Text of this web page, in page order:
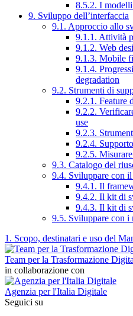
8.5.2. I
9. Sviluppo dell’interfaccia
9.1. Approccio allo
9.1.1. Attività
9.1.2. Web
9.1.3. Mobile
9.1.4.
degradation
9.2. Strumenti di
9.2.1. Feature
9.2.2.
use
9.2.3.
9.2.4.
9.2.5.
9.3. Catalogo del
9.4. Sviluppare con
9.4.1. Il
9.4.2. Il kit di
9.4.3. Il kit di
9.5. Sviluppare con i
1. Scopo, destinatari e uso del
Team per la Trasformazione
in collaborazione con
Agenzia per l'Italia Digitale
Seguici su